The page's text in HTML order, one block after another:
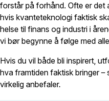
forstår på forhånd. Ofte er det
hvis kvanteteknologi faktisk
helse til finans og industri i
vi bør begynne å følge med
Hvis du vil både bli inspirert,
hva framtiden faktisk bringer –
virkelig anbefaler.